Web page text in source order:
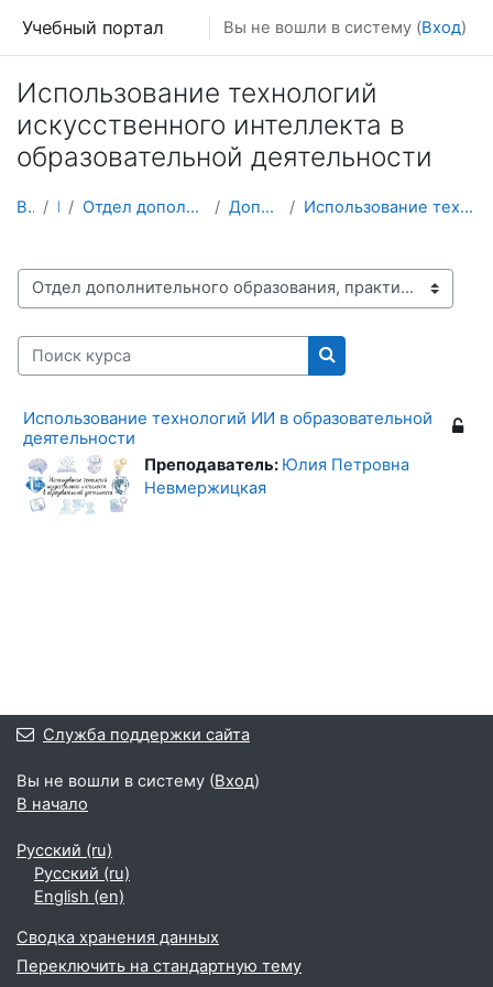
Учебный портал Вы не вошли в систему (Вход)
Использование технологий
искусственного интеллекта в
образовательной деятельности
В начало Курсы Отдел дополнительного образования, практик и трудоустройства Дополнительное образование Использование технологий искусственного интеллекта в образовательной деятельности
Категории курсов
Поиск курса
Поиск курса
Использование технологий ИИ в образовательной
деятельности
Преподаватель: Юлия Петровна
Невмержицкая
Служба поддержки сайта
Вы не вошли в систему (Вход)
В начало
Русский ‎(ru)‎
Русский ‎(ru)‎
English ‎(en)‎
Сводка хранения данных
Переключить на стандартную тему